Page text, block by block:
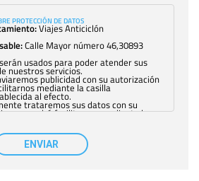
PROTECCIÓN DE DATOS
Viajes Anticiclón
Calle Mayor número 46,30893
usados para poder atender sus
nuestros servicios.
publicidad con su autorización
mediante la casilla
al efecto.
trataremos sus datos con su
que podrá facilitarnos mediante la
general, sólo el personal de
debidamente autorizado podrá
la información que le pedimos. No se
terceros.
ENVIAR